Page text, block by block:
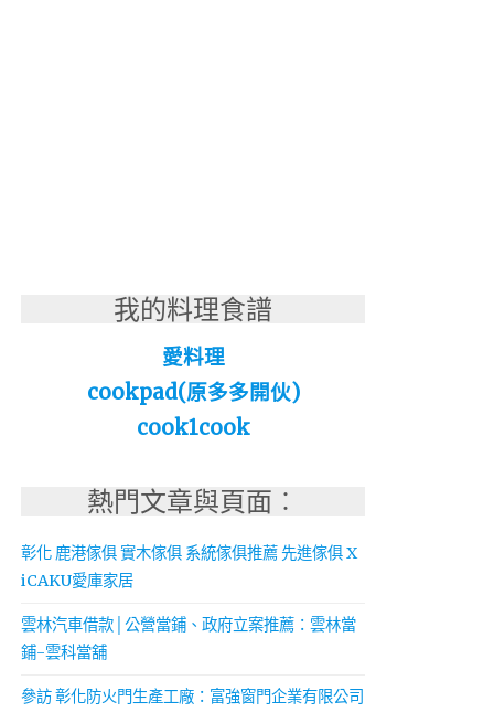
我的料理食譜
愛料理
cookpad(原多多開伙)
cook1cook
熱門文章與頁面︰
彰化 鹿港傢俱 實木傢俱 系統傢俱推薦 先進傢俱 X
iCAKU愛庫家居
雲林汽車借款│公營當鋪、政府立案推薦：雲林當
鋪-雲科當舖
參訪 彰化防火門生產工廠：富強窗門企業有限公司